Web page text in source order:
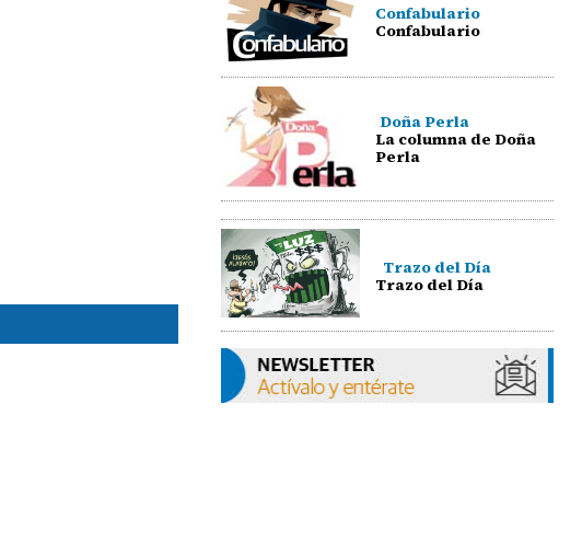
Confabulario
Confabulario
Doña Perla
La columna de Doña
Perla
Trazo del Día
Trazo del Día